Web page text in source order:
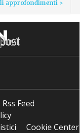
approfondimenti >
Rss Feed
Cookie Center